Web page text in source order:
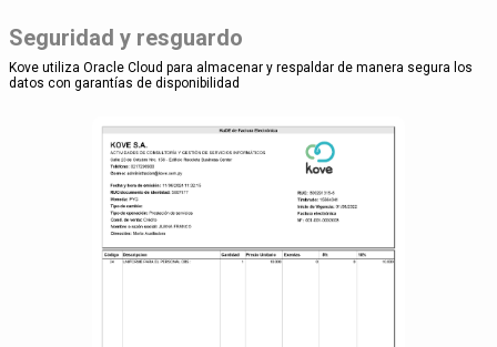
Seguridad y resguardo
Kove utiliza Oracle Cloud para almacenar y respaldar de manera segura los
datos con garantías de disponibilidad